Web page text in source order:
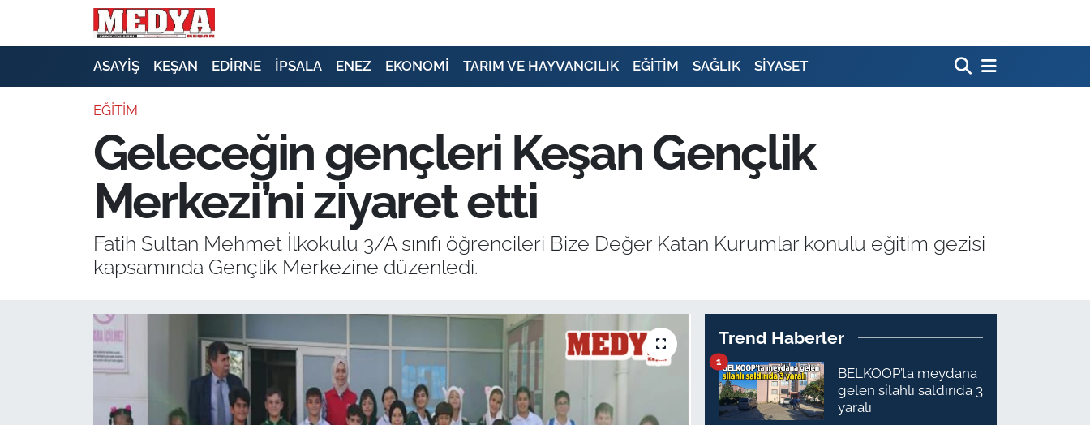
ASAYİŞ KEŞAN EDİRNE İPSALA ENEZ EKONOMİ TARIM VE HAYVANCILIK EĞİTİM SAĞLIK SİYASET
EĞİTİM
Geleceğin gençleri Keşan Gençlik
Merkezi’ni ziyaret etti
Fatih Sultan Mehmet İlkokulu 3/A sınıfı öğrencileri Bize Değer Katan Kurumlar konulu eğitim gezisi
kapsamında Gençlik Merkezine düzenledi.
Trend Haberler
BELKOOP’ta meydana
gelen silahlı saldırıda 3
yaralı
1
E-GAZETE
SİYASET
EKONOMİ
SAĞLIK
EĞİTİM